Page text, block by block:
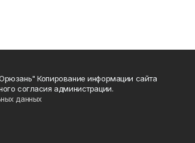
Копирование информации сайта
согласия администрации.
данных